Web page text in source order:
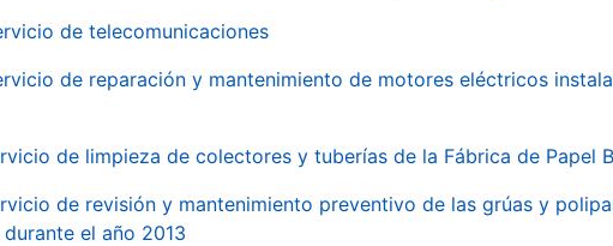
de telecomunicaciones
de reparación y mantenimiento de motores eléctricos
de limpieza de colectores y tuberías de la Fábrica de Papel
de revisión y mantenimiento preventivo de las grúas y
el año 2013